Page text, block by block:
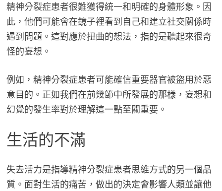
精神分裂症患者很難獲得統一和明確的身體形象。因
此，他們可能會在鏡子裡看到自己和建立社交關係時
遇到問題。這對應於扭曲的想法，指的是聽起來很奇
怪的妄想。
例如，精神分裂症患者可能確信重要器官被盜用於惡
意目的。正如我們在前幾節中所發展的那樣，妄想和
幻覺的發生率對於理解這一點至關重要。
生活的不滿
失去活力是指導精神分裂症患者思維方式的另一個品
質。面對生活的痛苦，做出的決定會影響人類並讓他